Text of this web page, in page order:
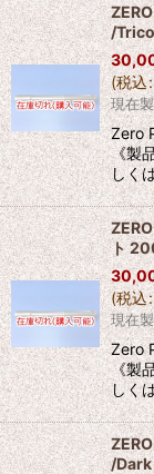
/
(税込:
現在
Zero
《製
しく
ト
(税込:
現在
Zero
《製
しく
/